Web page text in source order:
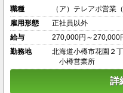
職種
（ア）テレアポ営業
雇用形態
正社員以外
給与
270,000円～270,000
勤務地
北海道小樽市花園２
小樽営業所
詳